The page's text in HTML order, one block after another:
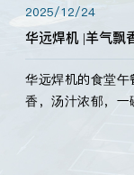
2025/12/24
华远焊机 |羊气飘
华远焊机的食堂
香，汤汁浓郁，